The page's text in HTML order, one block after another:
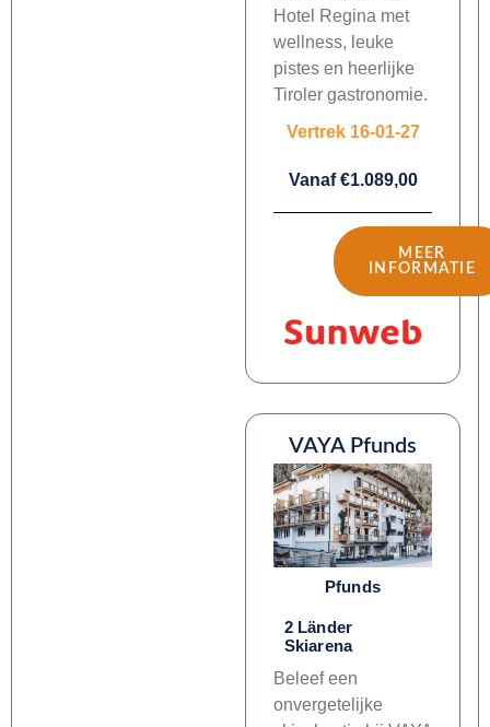
Hotel Regina met
wellness, leuke
pistes en heerlijke
Tiroler gastronomie.
Vertrek 16-01-27
Vanaf €1.089,00
MEER
INFORMATIE
VAYA Pfunds
Pfunds
2 Länder
Skiarena
Beleef een
onvergetelijke